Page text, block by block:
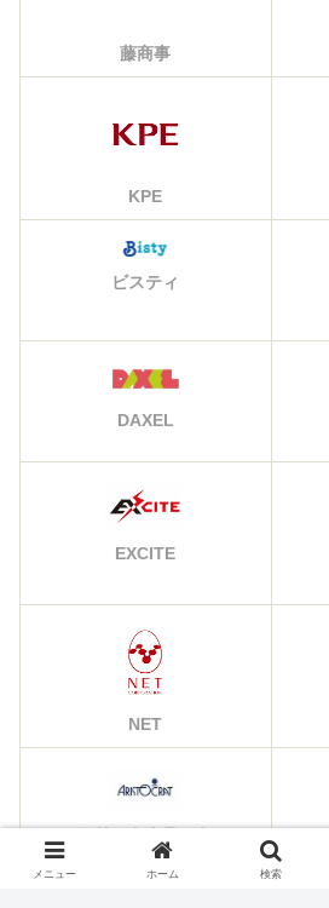
藤商事
KPE
ビスティ
DAXEL
EXCITE
NET
アリストクラート
メニュー ホーム 検索